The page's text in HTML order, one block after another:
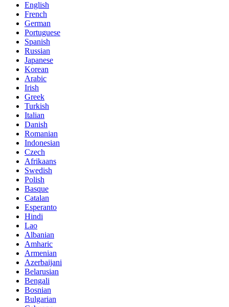
English
French
German
Portuguese
Spanish
Russian
Japanese
Korean
Arabic
Irish
Greek
Turkish
Italian
Danish
Romanian
Indonesian
Czech
Afrikaans
Swedish
Polish
Basque
Catalan
Esperanto
Hindi
Lao
Albanian
Amharic
Armenian
Azerbaijani
Belarusian
Bengali
Bosnian
Bulgarian